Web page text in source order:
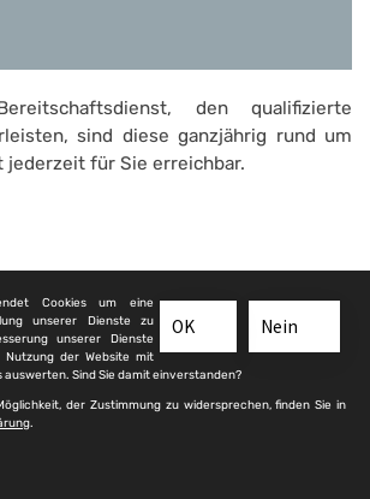
den qualifizierte
sind diese ganzjährig rund um
jederzeit für Sie erreichbar.
Friedhöfen und
Nein
OK
Cookies um eine
unserer Dienste zu
unserer Dienste
der Website mit
auswerten. Sind Sie damit einverstanden?
der Zustimmung zu widersprechen, finden Sie in
.